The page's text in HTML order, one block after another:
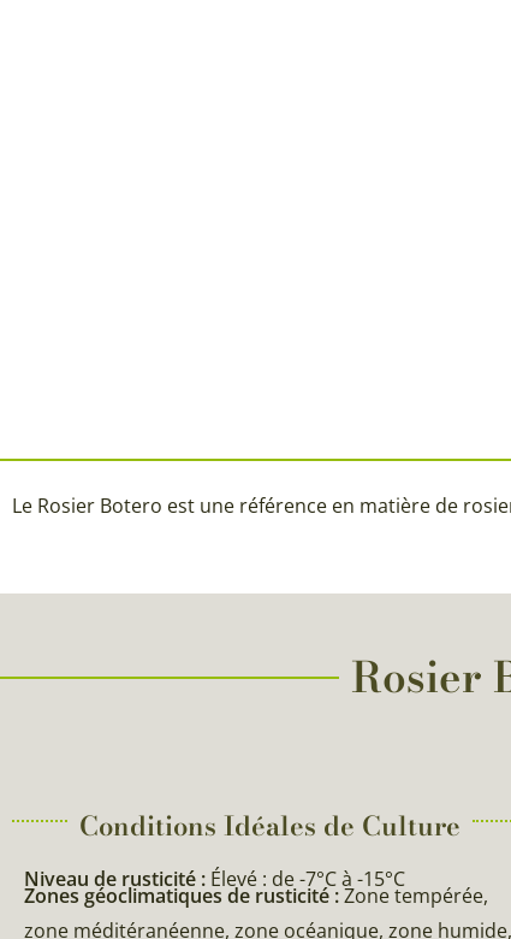
Le Rosier Botero est une référence en matière de
Rosier
Conditions Idéales de Culture
Niveau de rusticité : Élevé : de -7°C à -15°C
Zones géoclimatiques de rusticité :Zone tempérée,
zone méditéranéenne, zone océanique, zone humide,